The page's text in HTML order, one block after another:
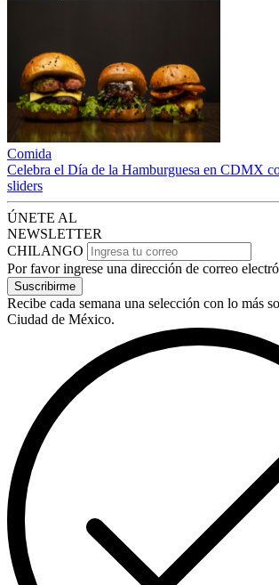
Comida
Celebra el Día de la Hamburguesa en CDMX
sliders
ÚNETE AL
NEWSLETTER
CHILANGO
Por favor ingrese una dirección de correo
Suscribirme
Recibe cada semana una selección con lo más
Ciudad de México.